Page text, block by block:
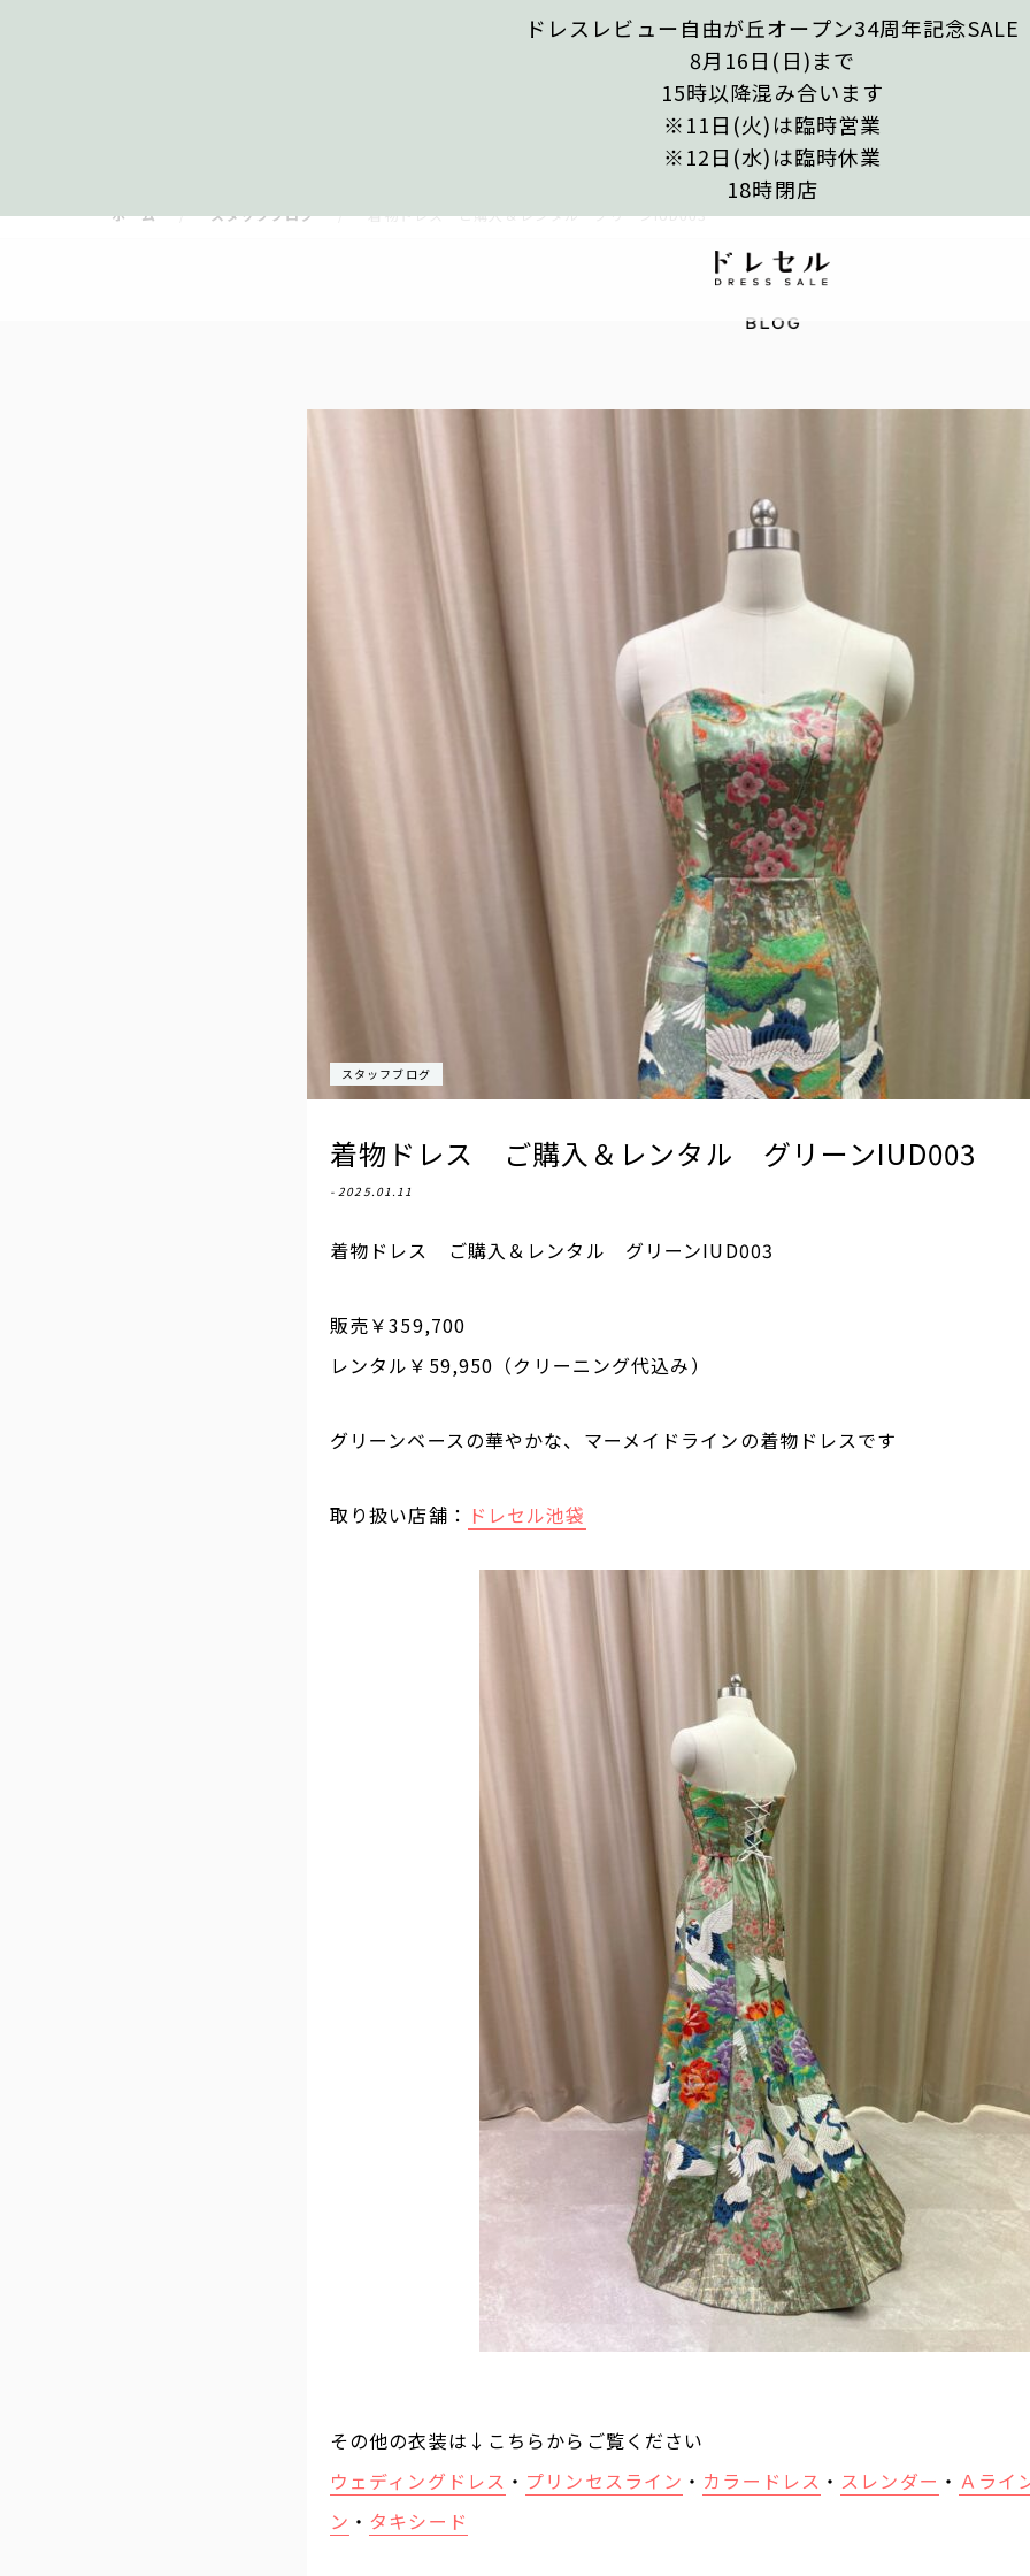
ドレスレビュー自由が丘オープン34周年記念SALE
8月16日(日)まで
15時以降混み合います
※11日(火)は臨時営業
※12日(水)は臨時休業
18時閉店
ホーム スタッフブログ 着物ドレス ご購入＆レンタル グリーンIUD003
スタッフブログ
着物ドレス ご購入＆レンタル グリーンIUD003
- 2025.01.11
着物ドレス ご購入＆レンタル グリーンIUD003
販売￥359,700
レンタル￥59,950（クリーニング代込み）
グリーンベースの華やかな、マーメイドラインの着物ドレスです
取り扱い店舗： ドレセル池袋
その他の衣装は↓こちらからご覧ください
ウェディングドレス ・ プリンセスライン ・ カラードレス ・ スレンダー ・ Ａライ
ン ・ タキシード